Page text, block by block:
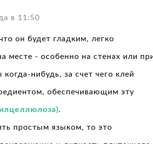
в 11:50
он будет гладким, легко
месте - особенно на стенах или
нибудь, за счет чего клей
обеспечивающим эту
.
простым языком, то это